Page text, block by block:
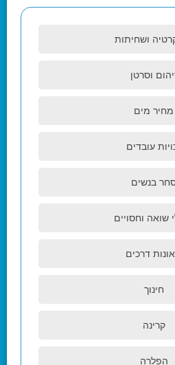
ושחיתות
וסרטן
מחיר מים
עובדים
בנשים
שואה וחסויים
דרכים
חינוך
קרינה
הפלרה